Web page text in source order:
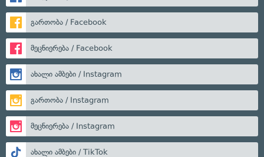
გართობა / Facebook
მეცნიერება / Facebook
ახალი ამბები / Instagram
გართობა / Instagram
მეცნიერება / Instagram
ახალი ამბები / TikTok